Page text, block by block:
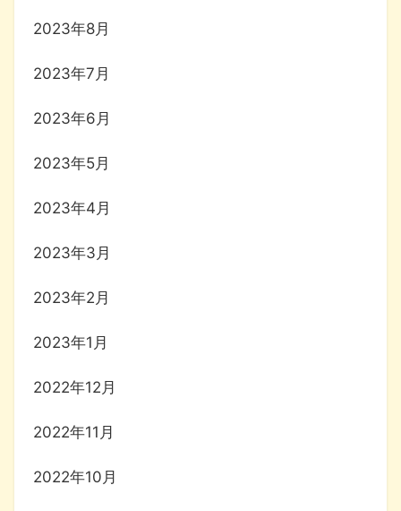
2023年8月
2023年7月
2023年6月
2023年5月
2023年4月
2023年3月
2023年2月
2023年1月
2022年12月
2022年11月
2022年10月